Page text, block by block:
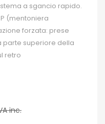
a sgancio rapido.
(mentoniera
forzata: prese
parte superiore della
retro
inc.